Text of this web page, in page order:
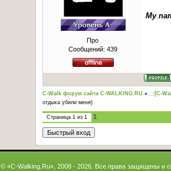
Про
Сообщений: 439
My
C-Walk форум сайта C-WALKING.RU » ..:[C-
отдыха убили меня)
Страница 1 из 1 1
© «C-Walking.Ru», 2008 - 2026. Все права защищены и